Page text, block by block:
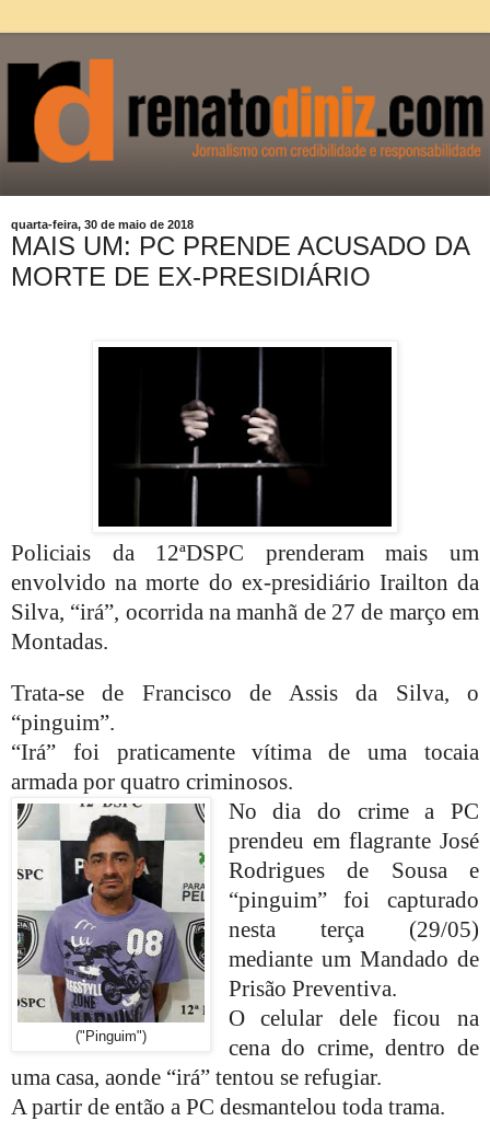
quarta-feira, 30 de maio de 2018
MAIS UM: PC PRENDE ACUSADO DA
MORTE DE EX-PRESIDIÁRIO
Policiais da 12ªDSPC prenderam mais um
envolvido na morte do ex-presidiário Irailton da
Silva, “irá”, ocorrida na manhã de 27 de março em
Montadas.
Trata-se de Francisco de Assis da Silva, o
“pinguim”.
“Irá” foi praticamente vítima de uma tocaia
armada por quatro criminosos.
("Pinguim")
No dia do crime a PC
prendeu em flagrante José
Rodrigues de Sousa e
“pinguim” foi capturado
nesta terça (29/05)
mediante um Mandado de
Prisão Preventiva.
O celular dele ficou na
cena do crime, dentro de
uma casa, aonde “irá” tentou se refugiar.
A partir de então a PC desmantelou toda trama.